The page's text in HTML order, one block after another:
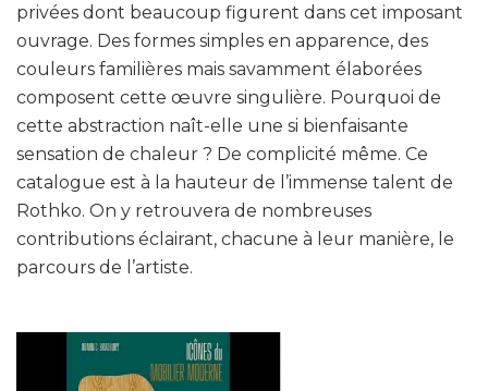
privées dont beaucoup figurent dans cet imposant
ouvrage. Des formes simples en apparence, des
couleurs familières mais savamment élaborées
composent cette œuvre singulière. Pourquoi de
cette abstraction naît-elle une si bienfaisante
sensation de chaleur ? De complicité même. Ce
catalogue est à la hauteur de l’immense talent de
Rothko. On y retrouvera de nombreuses
contributions éclairant, chacune à leur manière, le
parcours de l’artiste.